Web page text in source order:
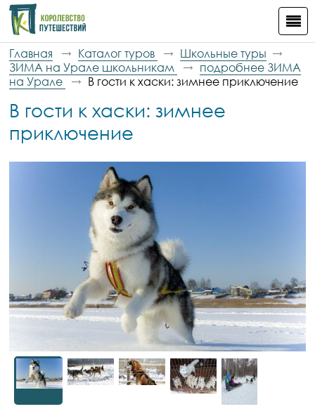
Главная Каталог туров
Школьные туры
ЗИМА на Урале школьникам
подробнее ЗИМА
на Урале
В гости к хаски: зимнее приключение
В гости к хаски: зимнее
приключение